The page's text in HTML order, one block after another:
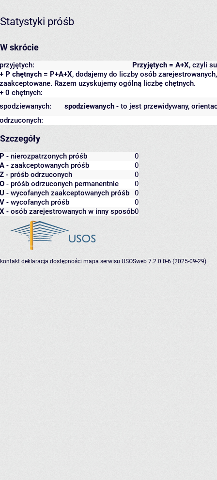
Statystyki próśb
W skrócie
Przyjętych = A+X, czyli
przyjętych:
+ P chętnych = P+A+X, dodajemy do liczby osób
zaakceptowane. Razem uzyskujemy ogólną liczbę chętnych.
+ 0 chętnych:
spodziewanych - to jest przewidywany,
spodziewanych:
odrzuconych:
Szczegóły
P - nierozpatrzonych próśb
0
A - zaakceptowanych próśb
0
Z - próśb odrzuconych
0
O - próśb odrzuconych permanentnie
0
U - wycofanych zaakceptowanych próśb
0
V - wycofanych próśb
0
X - osób zarejestrowanych w inny sposób0
kontakt deklaracja dostępności mapa serwisu USOSweb 7.2.0.0-6 (2025-09-29)